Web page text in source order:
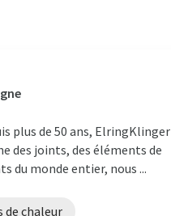
plus de 50 ans, ElringKlinger
des joints, des éléments de
du monde entier, nous ...
de chaleur